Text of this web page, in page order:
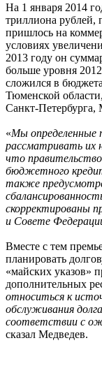
На 1 января 2014
триллиона рублей,
пришлось на
условиях
2013 году он
больше уровня
сложился в
Тюменской
Санкт-Петербурга,
«Мы определенные
рассматривать их
что
бюджетного
также
скорректированы
и Совете
Вместе с тем
планировать
«майских указов»
дополнительных
относиться к
обслуживания
соответствии с
сказал Медведев.